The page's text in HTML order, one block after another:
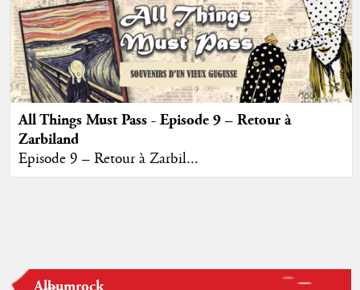
All Things Must Pass - Episode 9 – Retour à
Zarbiland
Episode 9 – Retour à Zarbil...
Albumrock